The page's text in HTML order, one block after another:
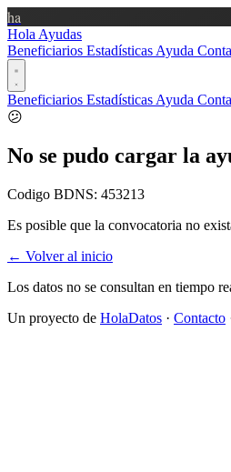
ha
Hola Ayudas
Beneficiarios Estadísticas Ayuda
Beneficiarios Estadísticas Ayuda
😕
No se pudo cargar la
Codigo BDNS: 453213
Es posible que la convocatoria no
← Volver al inicio
Los datos no se consultan en tiempo
Un proyecto de HolaDatos · Contacto